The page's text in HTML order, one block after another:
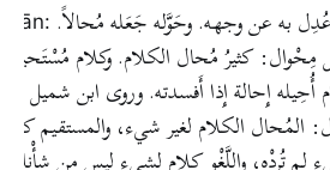
lisān: به عن وجهه. وحَوَّله جَعَله مُحالاً.
كثيرُ مُحال الكلام. وكلام مُسْتَحيل:
إِحالة إِذا أَفسدته. وروى ابن شميل عن
المُحال الكلام لغير شيء، والمستقيم كلامٌ
تُرِدْه، واللَّغْو كلام لشيء ليس من شأْنك،